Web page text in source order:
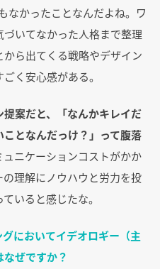
なかったことなんだよね。ワ
いてなかった人格まで整理
ら出てくる戦略やデザイン
く安心感がある。
案だと、「なんかキレイだ
となんだっけ？」って腹落
ュニケーションコストがかか
理解にノウハウと労力を投
いると感じたな。
においてイデオロギー（主
ぜですか？